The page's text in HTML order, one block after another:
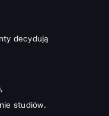
decydują
studiów.